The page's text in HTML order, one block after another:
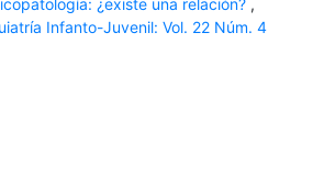
¿existe una relación? ,
Infanto-Juvenil: Vol. 22 Núm. 4